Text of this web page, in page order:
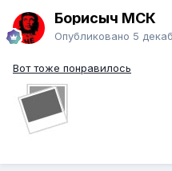
Борисыч МСК
Опубликовано 5
Вот тоже понравилось